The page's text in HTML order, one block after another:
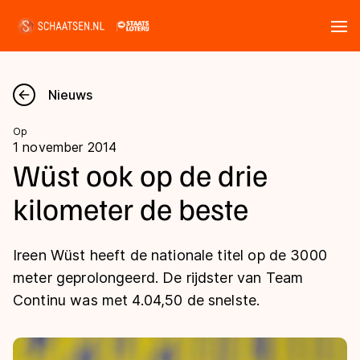
Nieuws
Kalender
Disciplines
Langebaan
Shorttrack
Uitslagen
Langebaan
Marathon
Tijden & historie
Ranglijsten Langebaan
Nieuws
Op
1 november 2014
Wüst ook op de drie
kilometer de beste
Ireen Wüst heeft de nationale titel op de 3000
meter geprolongeerd. De rijdster van Team
Continu was met 4.04,50 de snelste.